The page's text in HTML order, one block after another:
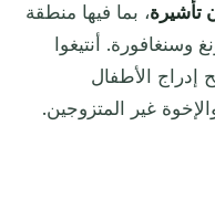
، بما فيها منطقة
وسنغافورة. أنتيغوا
إدراج الأطفال
والإخوة غير المتزوجين.